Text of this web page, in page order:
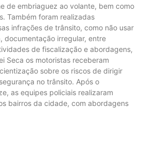
de embriaguez ao volante, bem como
Também foram realizadas
infrações de trânsito, como não usar
documentação irregular, entre
de fiscalização e abordagens,
Seca os motoristas receberam
sobre os riscos de dirigir
no trânsito. Após o
as equipes policiais realizaram
bairros da cidade, com abordagens